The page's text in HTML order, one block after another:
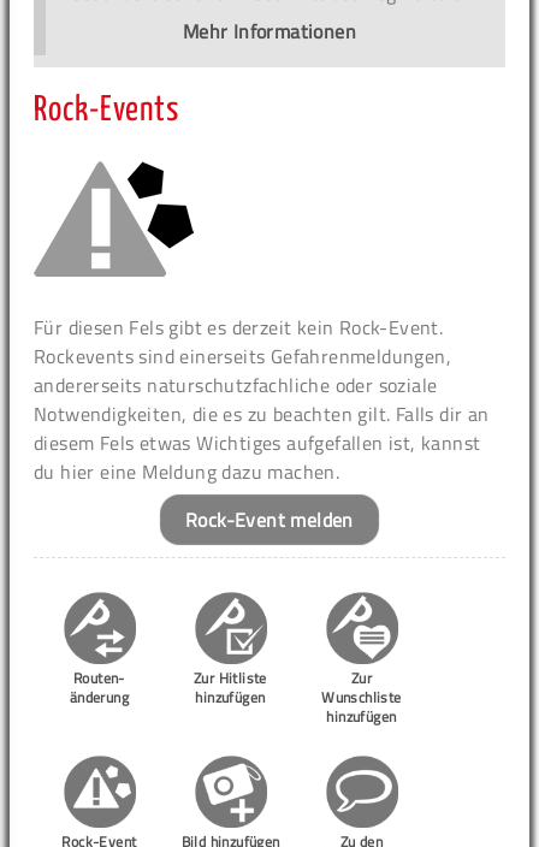
Mehr Informationen
Rock-Events
Für diesen Fels gibt es derzeit kein Rock-Event.
Rockevents sind einerseits Gefahrenmeldungen,
andererseits naturschutzfachliche oder soziale
Notwendigkeiten, die es zu beachten gilt. Falls dir an
diesem Fels etwas Wichtiges aufgefallen ist, kannst
du hier eine Meldung dazu machen.
Rock-Event melden
Routen-
änderung
Zur Hitliste
hinzufügen
Zur
Wunschliste
hinzufügen
Rock-Event
Bild hinzufügen
Zu den